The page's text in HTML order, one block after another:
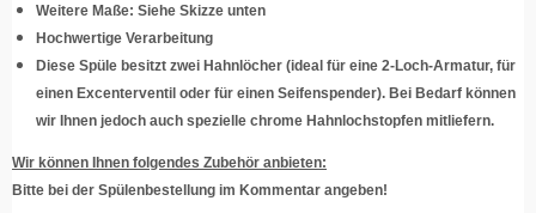
Weitere Maße: Siehe Skizze unten
Hochwertige Verarbeitung
Diese Spüle besitzt zwei Hahnlöcher (ideal für eine 2-Loch-Armatur, für
einen Excenterventil oder für einen Seifenspender). Bei Bedarf können
wir Ihnen jedoch auch spezielle chrome Hahnlochstopfen mitliefern.
Wir können Ihnen folgendes Zubehör anbieten:
Bitte bei der Spülenbestellung im Kommentar angeben!